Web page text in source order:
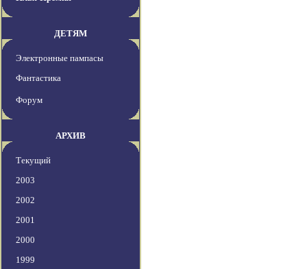
ДЕТЯМ
Электронные пампасы
Фантастика
Форум
АРХИВ
Текущий
2003
2002
2001
2000
1999